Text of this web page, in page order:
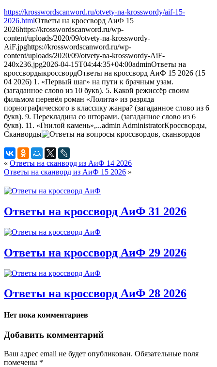
https://krosswordscanword.ru/otvety-na-krosswordy/aif-15-
2026.htmlОтветы на кроссворд АиФ 15
2026https://krosswordscanword.ru/wp-
content/uploads/2020/09/otvety-na-krosswordy-
AiF.jpghttps://krosswordscanword.ru/wp-
content/uploads/2020/09/otvety-na-krosswordy-AiF-
240x236.jpg2026-04-15T04:44:35+04:00adminОтветы на
кроссвордыкроссвордОтветы на кроссворд АиФ 15 2026 (15
04 2026) 1. «Первый шаг» на пути к брачным узам.
(загаданное слово из 10 букв). 5. Какой режиссёр своим
фильмом перевёл роман «Лолита» из разряда
порнографического в классику жанра? (загаданное слово из 6
букв). 9. Перекладина со шторами. (загаданное слово из 6
букв). 11. «Гнилой камень»,...admin AdministratorКроссворды,
Сканворды
« Ответы на сканворд из АиФ 14 2026
Ответы на сканворд из АиФ 15 2026 »
Ответы на кроссворд АиФ 31 2026
Ответы на кроссворд АиФ 29 2026
Ответы на кроссворд АиФ 28 2026
Нет пока комментариев
Добавить комментарий
Ваш адрес email не будет опубликован. Обязательные поля
помечены *